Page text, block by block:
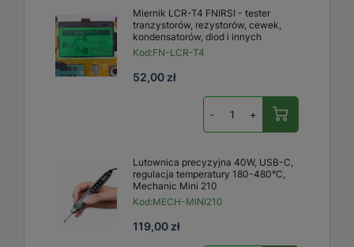
Miernik LCR-T4 FNIRSI - tester
tranzystorów, rezystorów, cewek,
kondensatorów, diod i innych
Kod:FN-LCR-T4
52,00 zł
- +
Lutownica precyzyjna 40W, USB-C,
regulacja temperatury 180-480°C,
Mechanic Mini 210
Kod:MECH-MINI210
119,00 zł